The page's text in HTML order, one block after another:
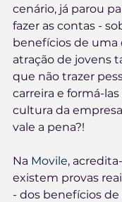
cenário, já parou
fazer as contas -
benefícios de uma
atração de jovens
que não trazer
carreira e formá-
cultura da
vale a pena?!
Na Movile,
existem provas
- dos benefícios